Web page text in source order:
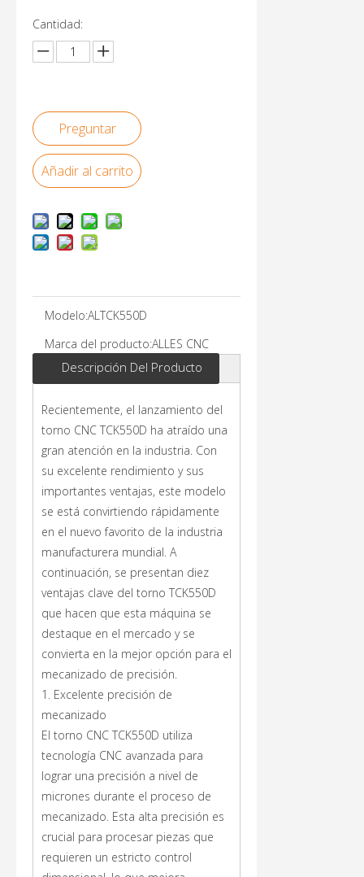
Cantidad:
Preguntar
Añadir al carrito
Modelo:ALTCK550D
Marca del producto:ALLES CNC
Descripción Del Producto
Recientemente, el lanzamiento del
torno CNC TCK550D ha atraído una
gran atención en la industria. Con
su excelente rendimiento y sus
importantes ventajas, este modelo
se está convirtiendo rápidamente
en el nuevo favorito de la industria
manufacturera mundial. A
continuación, se presentan diez
ventajas clave del torno TCK550D
que hacen que esta máquina se
destaque en el mercado y se
convierta en la mejor opción para el
mecanizado de precisión.
1. Excelente precisión de
mecanizado
El torno CNC TCK550D utiliza
tecnología CNC avanzada para
lograr una precisión a nivel de
micrones durante el proceso de
mecanizado. Esta alta precisión es
crucial para procesar piezas que
requieren un estricto control